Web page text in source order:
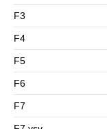
F3
F4
F5
F6
F7